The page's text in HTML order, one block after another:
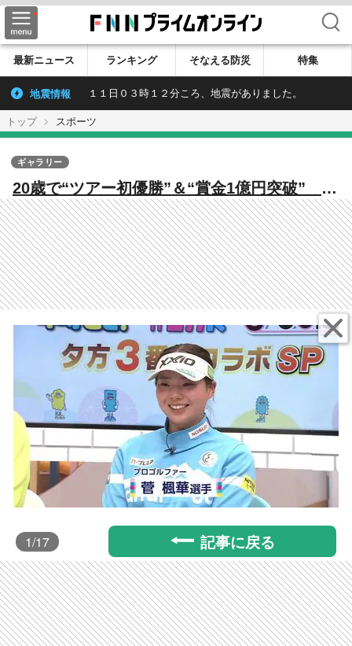
検索
最新ニュース ランキング そなえる防災 特集
地震情報 １１日０３時１２分ころ、地震がありました。
トップ スポーツ
20歳で“ツアー初優勝”＆“賞金1億円突破” 菅
楓華プロを支えた「祖父との二人三脚」小6当
時の貴重映像も
ギャラリー
1/17 記事に戻る